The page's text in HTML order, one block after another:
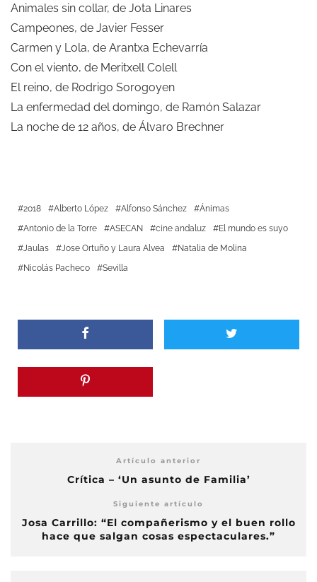
Animales sin collar, de Jota Linares
Campeones, de Javier Fesser
Carmen y Lola, de Arantxa Echevarría
Con el viento, de Meritxell Colell
El reino, de Rodrigo Sorogoyen
La enfermedad del domingo, de Ramón Salazar
La noche de 12 años, de Álvaro Brechner
2018 Alberto López Alfonso Sánchez
Ánimas
Antonio de la Torre
ASECAN cine andaluz
El mundo es suyo
Jaulas
Jose Ortuño y Laura Alvea
Natalia de Molina
Nicolás Pacheco
Sevilla
Artículo anterior
Crítica – ‘Un asunto de Familia’
Siguiente artículo
Josa Carrillo: “El compañerismo y el buen rollo
hace que salgan cosas espectaculares.”